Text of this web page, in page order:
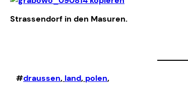
Strassendorf in den Masuren.
#draussen, land, polen,